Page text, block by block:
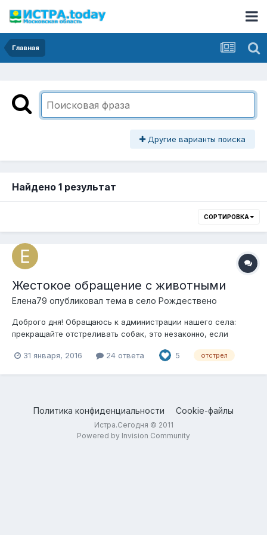
Главная
Другие варианты поиска
Найдено 1 результат
СОРТИРОВКА
Жестокое обращение с животными
Елена79 опубликовал тема в село Рождествено
Доброго дня! Обращаюсь к администрации нашего села:
прекращайте отстреливать собак, это незаконно, если
стерилизовать и выпускать, вот ваша задача, не нужно
31 января, 2016 24 ответа 5 отстрел
Политика конфиденциальности Cookie-файлы
Истра.Сегодня © 2011
Powered by Invision Community